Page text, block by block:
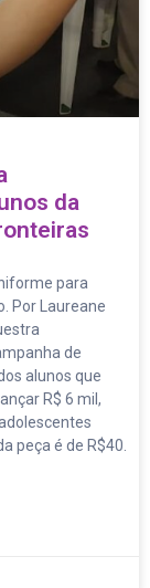
da
para
Por Laureane
de
alunos que
R$ 6 mil,
peça é de R$40.